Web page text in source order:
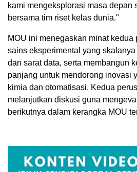
kami mengeksplorasi masa depan
bersama tim riset kelas dunia."
MOU ini menegaskan minat kedua
sains eksperimental yang
dan sarat data, serta membangun
panjang untuk mendorong inovasi
kimia dan otomatisasi. Kedua
melanjutkan diskusi guna
berikutnya dalam kerangka MOU